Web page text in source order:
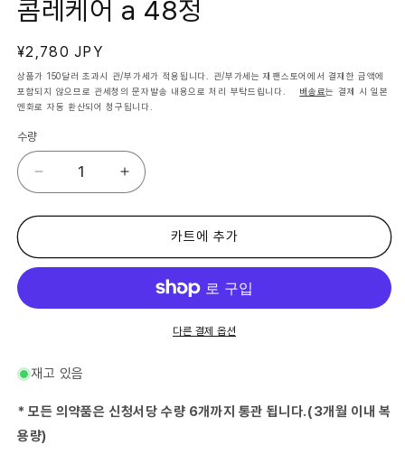
서
미
어
열
기
콤레케어 a 48정
정
가
¥2,780 JPY
상품가 150달러 초과시 관/부가세가 적용됩니다. 관/부가세는 재팬스토어에서 결재한 금액에
포함되지 않으므로 관세청의 문자발송 내용으로 처리 부탁드립니다. 배송료는 결제 시 일본
엔화로 자동 환산되어 청구됩니다.
수량
레
케
a
수
임
콤
레
케
a
수
카트에 추가
다른 결제 옵션
재고 있음
* 모든 의약품은 신청서당 수량 6개까지 통관 됩니다.(3개월 이내 복
용량)